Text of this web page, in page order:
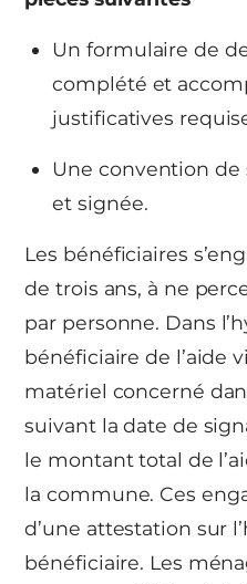
Un formulaire de
complété et
justificatives
Une convention
et signée.
Les bénéficiaires
de trois ans, à ne
par personne. Dans
bénéficiaire de l’aide
matériel concerné
suivant la date de
le montant total de
la commune. Ces
d’une attestation sur
bénéficiaire. Les